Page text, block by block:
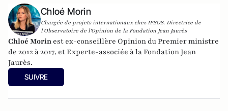
Chloé Morin
Chargée de projets internationaux chez IPSOS. Directrice de
l'Observatoire de l'Opinion de la Fondation Jean Jaurès
Chloé Morin est ex-conseillère Opinion du Premier ministre
de 2012 à 2017, et Experte-associée à la Fondation Jean
Jaurès.
SUIVRE